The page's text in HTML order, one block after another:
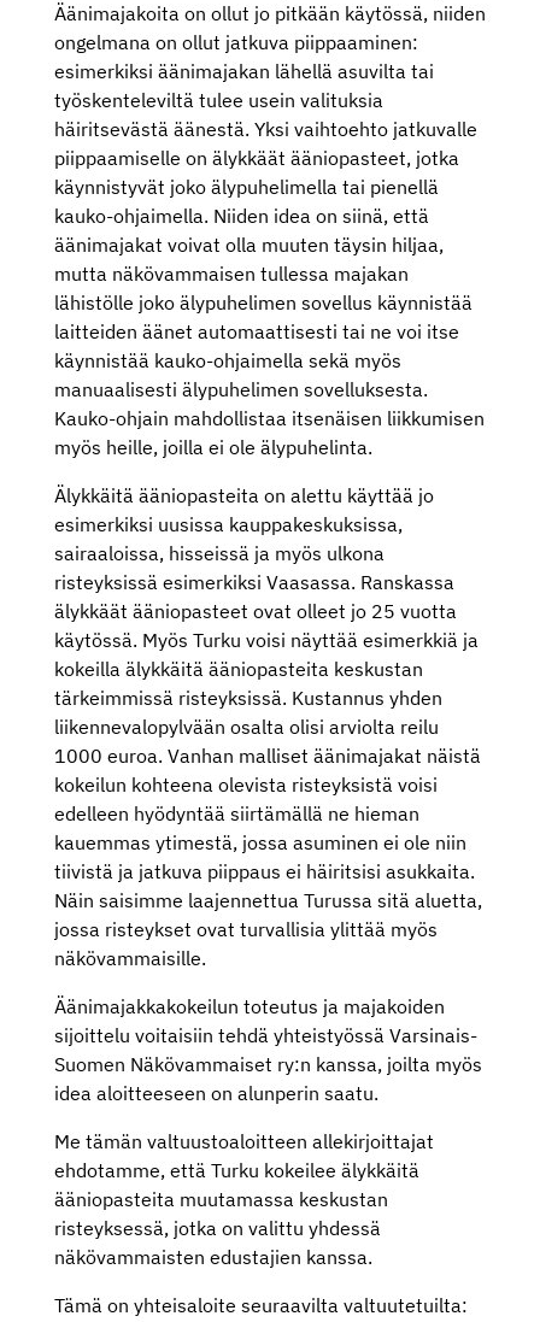
Äänimajakoita on ollut jo pitkään käytössä, niiden
ongelmana on ollut jatkuva piippaaminen:
esimerkiksi äänimajakan lähellä asuvilta tai
työskenteleviltä tulee usein valituksia
häiritsevästä äänestä. Yksi vaihtoehto jatkuvalle
piippaamiselle on älykkäät ääniopasteet, jotka
käynnistyvät joko älypuhelimella tai pienellä
kauko-ohjaimella. Niiden idea on siinä, että
äänimajakat voivat olla muuten täysin hiljaa,
mutta näkövammaisen tullessa majakan
lähistölle joko älypuhelimen sovellus käynnistää
laitteiden äänet automaattisesti tai ne voi itse
käynnistää kauko-ohjaimella sekä myös
manuaalisesti älypuhelimen sovelluksesta.
Kauko-ohjain mahdollistaa itsenäisen liikkumisen
myös heille, joilla ei ole älypuhelinta.
Älykkäitä ääniopasteita on alettu käyttää jo
esimerkiksi uusissa kauppakeskuksissa,
sairaaloissa, hisseissä ja myös ulkona
risteyksissä esimerkiksi Vaasassa. Ranskassa
älykkäät ääniopasteet ovat olleet jo 25 vuotta
käytössä. Myös Turku voisi näyttää esimerkkiä ja
kokeilla älykkäitä ääniopasteita keskustan
tärkeimmissä risteyksissä. Kustannus yhden
liikennevalopylvään osalta olisi arviolta reilu
1000 euroa. Vanhan malliset äänimajakat näistä
kokeilun kohteena olevista risteyksistä voisi
edelleen hyödyntää siirtämällä ne hieman
kauemmas ytimestä, jossa asuminen ei ole niin
tiivistä ja jatkuva piippaus ei häiritsisi asukkaita.
Näin saisimme laajennettua Turussa sitä aluetta,
jossa risteykset ovat turvallisia ylittää myös
näkövammaisille.
Äänimajakkakokeilun toteutus ja majakoiden
sijoittelu voitaisiin tehdä yhteistyössä Varsinais-
Suomen Näkövammaiset ry:n kanssa, joilta myös
idea aloitteeseen on alunperin saatu.
Me tämän valtuustoaloitteen allekirjoittajat
ehdotamme, että Turku kokeilee älykkäitä
ääniopasteita muutamassa keskustan
risteyksessä, jotka on valittu yhdessä
näkövammaisten edustajien kanssa.
Tämä on yhteisaloite seuraavilta valtuutetuilta: